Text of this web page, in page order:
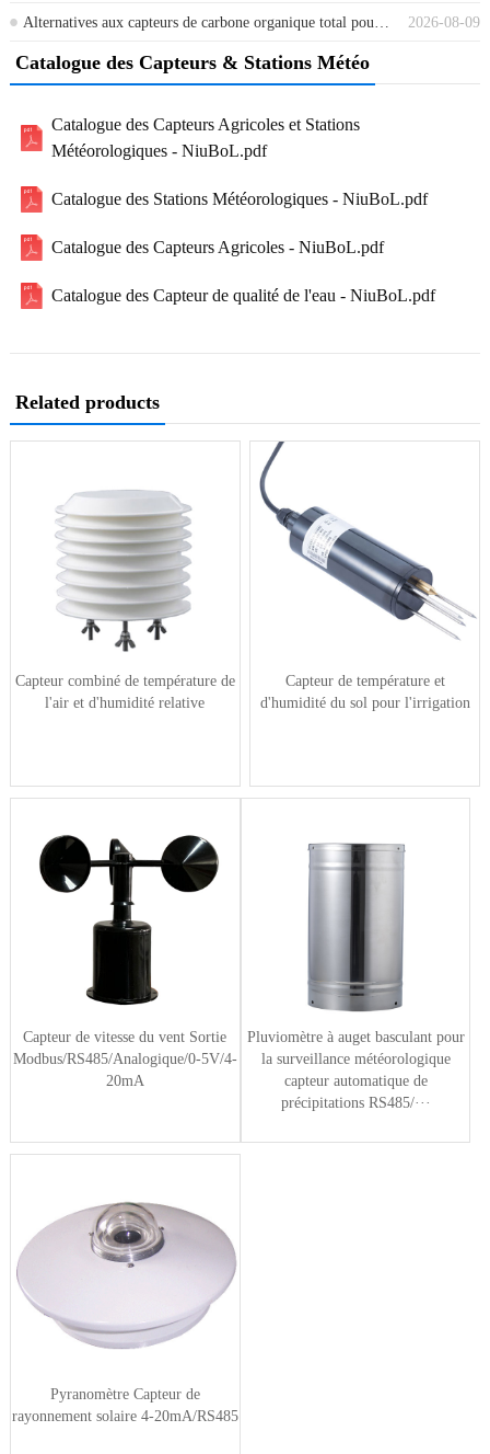
2026-08-09
Catalogue des Capteurs & Stations Météo
Catalogue des Capteurs Agricoles et Stations
Météorologiques - NiuBoL.pdf
Catalogue des Stations Météorologiques - NiuBoL.pdf
Catalogue des Capteurs Agricoles - NiuBoL.pdf
Catalogue des Capteur de qualité de l'eau - NiuBoL.pdf
Related products
Capteur combiné de température de
l'air et d'humidité relative
Capteur de température et
d'humidité du sol pour l'irrigation
Capteur de vitesse du vent Sortie
Modbus/RS485/Analogique/0-5V/4-
20mA
Pluviomètre à auget basculant pour
la surveillance météorologique
capteur automatique de
précipitations RS485/···
Pyranomètre Capteur de
rayonnement solaire 4-20mA/RS485